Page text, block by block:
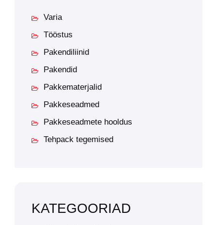
Varia
Tööstus
Pakendiliinid
Pakendid
Pakkematerjalid
Pakkeseadmed
Pakkeseadmete hooldus
Tehpack tegemised
KATEGOORIAD